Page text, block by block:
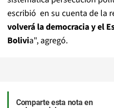
escribió en su cuenta de la
volverá la democracia y el
Bolivia", agregó.
Comparte esta nota en